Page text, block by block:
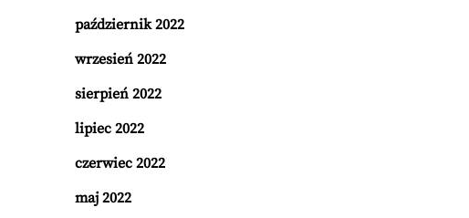
październik 2022
wrzesień 2022
sierpień 2022
lipiec 2022
czerwiec 2022
maj 2022